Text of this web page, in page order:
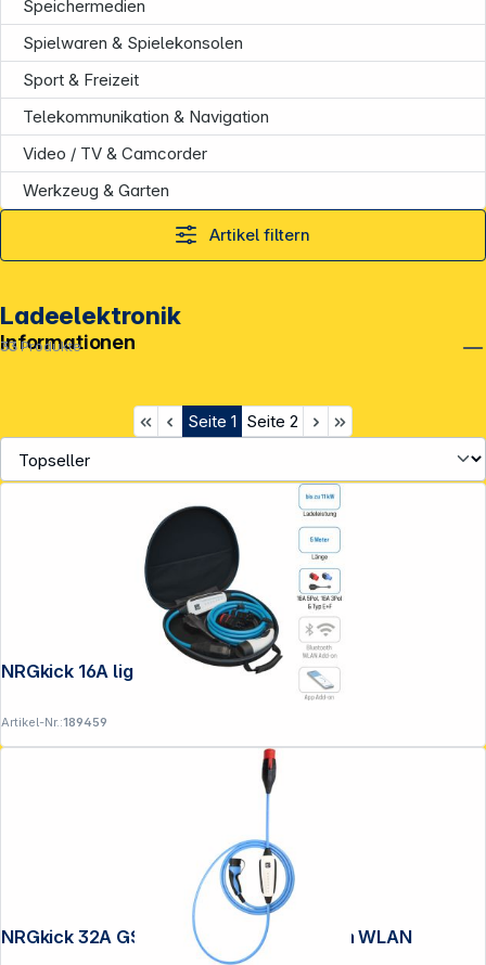
Speichermedien
Spielwaren & Spielekonsolen
Sport & Freizeit
Telekommunikation & Navigation
Video / TV & Camcorder
Werkzeug & Garten
Artikel filtern
Ladeelektronik
33Produkte
Seite 1 Seite 2
NRGkick 16A light 5m Set Optimal
Artikel-Nr.:189459
NRGkick 32A GSM/GPS/SIM Standard 5m WLAN
Informationen